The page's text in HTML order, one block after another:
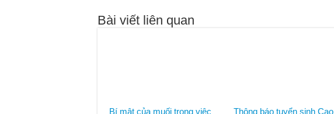
Bài viết liên quan
Bí mật của muối trong việc Thông báo tuyển sinh Cao